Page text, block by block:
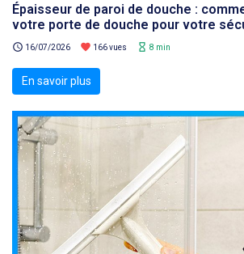
Épaisseur de paroi de douche :
votre porte de douche pour votre
schedule 16/07/2026 favorite 166 vues hourglass_empty 8 min
En savoir plus